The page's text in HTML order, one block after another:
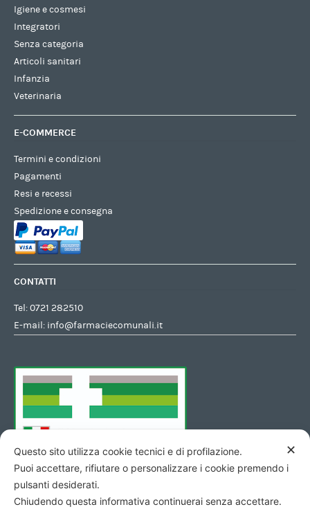
Igiene e cosmesi
Integratori
Senza categoria
Articoli sanitari
Infanzia
Veterinaria
E-COMMERCE
Termini e condizioni
Pagamenti
Resi e recessi
Spedizione e consegna
CONTATTI
Tel:0721 282510
E-mail: info@farmaciecomunali.it
✕
Questo sito utilizza cookie tecnici e di profilazione.
Puoi accettare, rifiutare o personalizzare i cookie premendo i
pulsanti desiderati.
Chiudendo questa informativa continuerai senza accettare.